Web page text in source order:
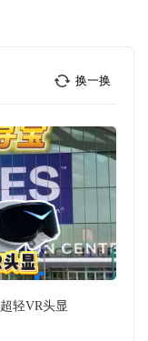
换一换
轻VR头显